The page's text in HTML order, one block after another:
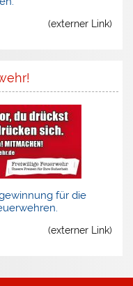
(externer Link)
für die
(externer Link)